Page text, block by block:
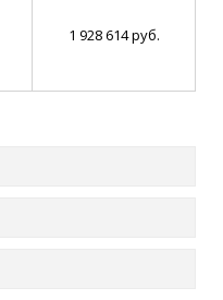
1 928 614 руб.